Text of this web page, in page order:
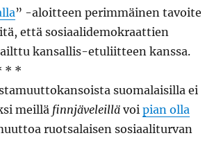
” -aloitteen perimmäinen tavoite
että sosiaalidemokraattien
kansallis-etuliitteen kanssa.
* *
suomalaisilla ei
meillä finnjäveleillävoi pian olla
ruotsalaisen sosiaaliturvan